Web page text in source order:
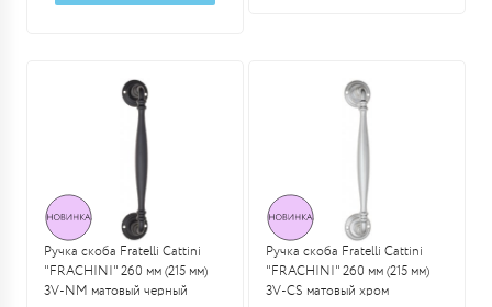
Ручка скоба Fratelli Cattini
"FRACHINI" 260 мм (215 мм)
3V-NM матовый черный
Ручка скоба Fratelli Cattini
"FRACHINI" 260 мм (215 мм)
3V-CS матовый хром